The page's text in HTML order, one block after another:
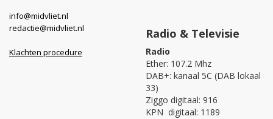
info@midvliet.nl
redactie@midvliet.nl
Klachten procedure
Radio & Televisie
Radio
Ether: 107.2 Mhz
DAB+: kanaal 5C (DAB lokaal
33)
Ziggo digitaal: 916
KPN digitaal: 1189